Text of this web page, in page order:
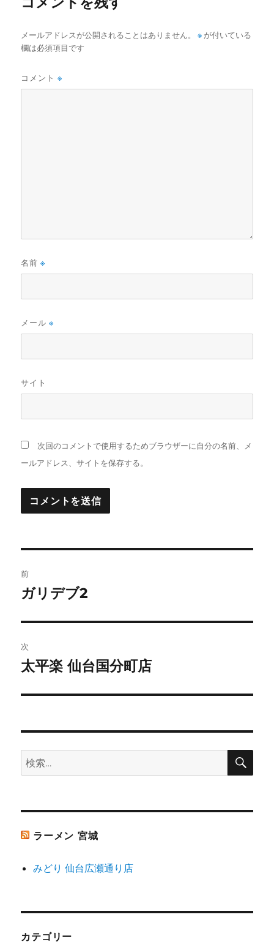
メールアドレスが公開されることはありません。 ※ が付いている
欄は必須項目です
コメント※
名前※
メール※
サイト
次回のコメントで使用するためブラウザーに自分の名前、メ
ールアドレス、サイトを保存する。
稿
ビ
ゲ
ー
ン
前
前
投
稿:
ガリデブ2
次
次
投
太平楽 仙台国分町店
検
索:
検
ラーメン 宮城
みどり 仙台広瀬通り店
カテゴリー